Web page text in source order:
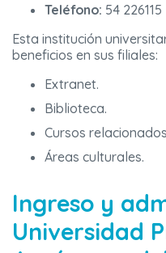
Teléfono: 54 226115
Esta institución
beneficios en sus filiales:
Extranet.
Biblioteca.
Cursos
Áreas culturales.
Ingreso y
Universidad